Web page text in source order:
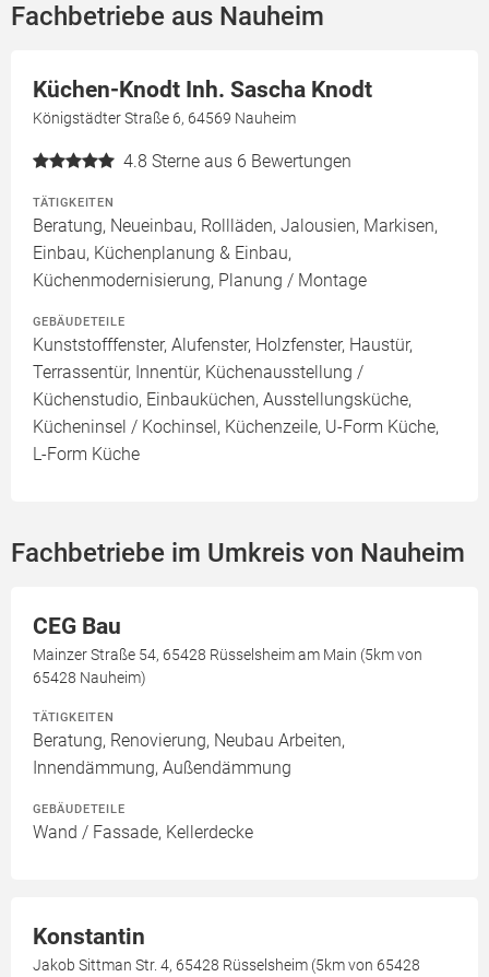
Fachbetriebe aus Nauheim
Küchen-Knodt Inh. Sascha Knodt
Königstädter Straße 6, 64569 Nauheim
4.8 Sterne aus 6 Bewertungen
TÄTIGKEITEN
Beratung, Neueinbau, Rollläden, Jalousien, Markisen,
Einbau, Küchenplanung & Einbau,
Küchenmodernisierung, Planung / Montage
GEBÄUDETEILE
Kunststofffenster, Alufenster, Holzfenster, Haustür,
Terrassentür, Innentür, Küchenausstellung /
Küchenstudio, Einbauküchen, Ausstellungsküche,
Kücheninsel / Kochinsel, Küchenzeile, U-Form Küche,
L-Form Küche
Fachbetriebe im Umkreis von Nauheim
CEG Bau
Mainzer Straße 54, 65428 Rüsselsheim am Main (5km von
65428 Nauheim)
TÄTIGKEITEN
Beratung, Renovierung, Neubau Arbeiten,
Innendämmung, Außendämmung
GEBÄUDETEILE
Wand / Fassade, Kellerdecke
Konstantin
Jakob Sittman Str. 4, 65428 Rüsselsheim (5km von 65428